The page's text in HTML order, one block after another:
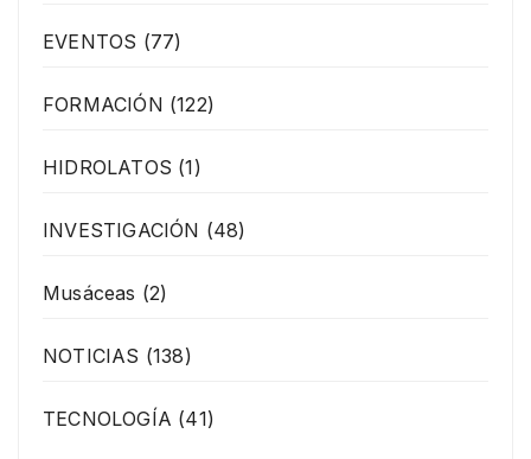
EVENTOS (77)
FORMACIÓN (122)
HIDROLATOS (1)
INVESTIGACIÓN (48)
Musáceas (2)
NOTICIAS (138)
TECNOLOGÍA (41)